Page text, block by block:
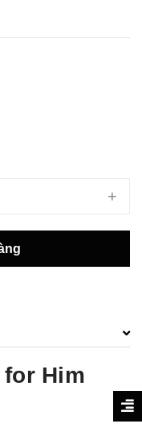
+
Him